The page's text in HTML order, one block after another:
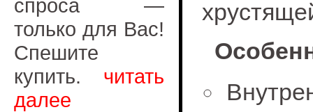
спроса —
только для Вас!
Спешите
купить. читать
далее